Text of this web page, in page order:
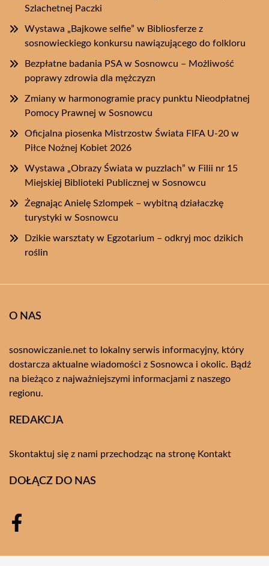
Szlachetnej Paczki
Wystawa „Bajkowe selfie” w Bibliosferze z
sosnowieckiego konkursu nawiązującego do folkloru
Bezpłatne badania PSA w Sosnowcu – Możliwość
poprawy zdrowia dla mężczyzn
Zmiany w harmonogramie pracy punktu Nieodpłatnej
Pomocy Prawnej w Sosnowcu
Oficjalna piosenka Mistrzostw Świata FIFA U-20 w
Piłce Nożnej Kobiet 2026
Wystawa „Obrazy Świata w puzzlach” w Filii nr 15
Miejskiej Biblioteki Publicznej w Sosnowcu
Żegnając Anielę Szlompek – wybitną działaczkę
turystyki w Sosnowcu
Dzikie warsztaty w Egzotarium – odkryj moc dzikich
roślin
O NAS
sosnowiczanie.net to lokalny serwis informacyjny, który
dostarcza aktualne wiadomości z Sosnowca i okolic. Bądź
na bieżąco z najważniejszymi informacjami z naszego
regionu.
REDAKCJA
Skontaktuj się z nami przechodząc na stronę Kontakt
DOŁĄCZ DO NAS